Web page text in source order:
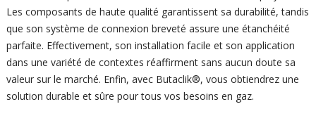
Les composants de haute qualité garantissent sa durabilité, tandis
que son système de connexion breveté assure une étanchéité
parfaite. Effectivement, son installation facile et son application
dans une variété de contextes réaffirment sans aucun doute sa
valeur sur le marché. Enfin, avec Butaclik®, vous obtiendrez une
solution durable et sûre pour tous vos besoins en gaz.